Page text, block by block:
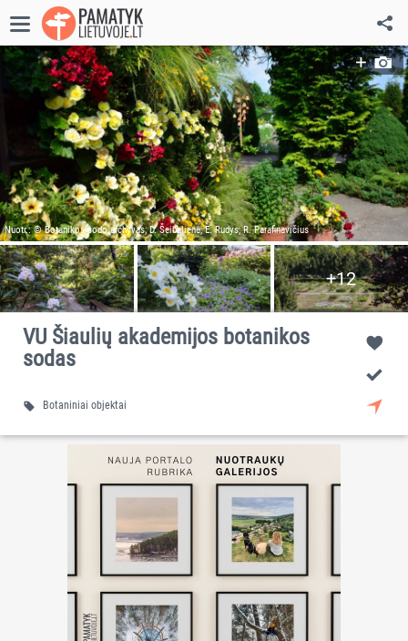
VU Šiaulių akademijos botanikos
sodas
Botaniniai objektai
Nuotr.: © Botanikos sodo archyvas; D. Šeibelienė; E. Rudys; R. Parafinavičius
+12